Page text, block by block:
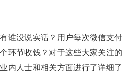
谁没说实话？用户每次微信支付
环节收钱？对于这些大家关注的
内人士和相关方面进行了详细了